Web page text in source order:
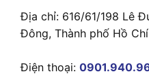
Địa chỉ: 616/61/198 Lê
Đông, Thành phố Hồ
Điện thoại: